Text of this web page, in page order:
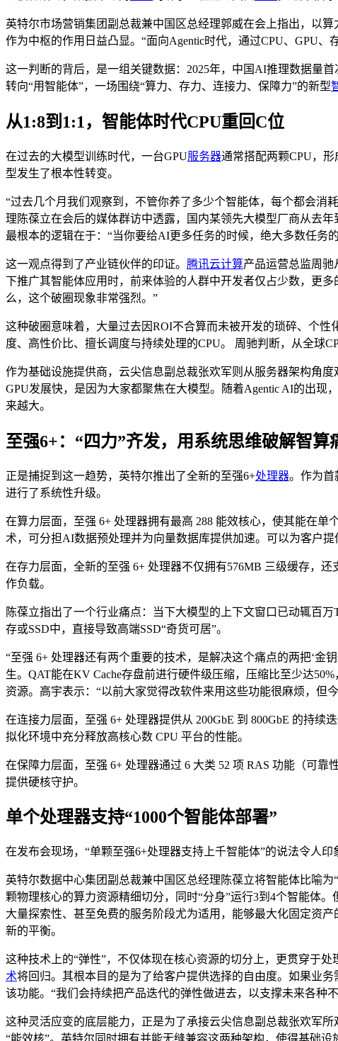
英特尔市场营销集团副总裁兼中国区总经理郭威在会上指出，以
作为中枢的作用日益凸显。“面向Agentic时代，通过CPU、GPU
这一判断的背后，是一组关键数据：2025年，中国AI推理数据量
转向“用智能体”，一场围绕“算力、存力、连接力、保障力”的新型
从1:8到1:1，智能体时代CPU重回C位
在过去的大模型训练时代，一台GPU服务器通常搭配两颗CPU，
型发生了根本性转变。
“过去几个月我们观察到，不管你养了多少个智能体，每个都会消
理陈葆立在会后的媒体群访中透露，国内某领先大模型厂商从去年
最根本的逻辑在于：“当你要给AI更多任务的时候，绝大多数任务
这一观点得到了产业链伙伴的印证。 腾讯云计算产品运营总监周
下推广其智能体应用时，前来体验的人群中开发者仅占少数，更
么，这个破圈现象非常强烈。”
这种破圈意味着，大量过去因ROI不合算而未被开发的琐碎、个
度、高性价比、擅长调度与持续处理的CPU。 周驰判断，从全球
作为基础设施提供商，云尖信息副总裁张欢军则从服务器架构角
GPU发展快，是因为大家都聚焦在大模型。随着Agentic AI的出现
来越大。
至强6+：“四力”齐发，用系统思维破解智算
正是捕捉到这一趋势，英特尔推出了全新的至强6+处理器。作为首
进行了系统性升级。
在算力层面，至强 6+ 处理器拥有最高 288 能效核心，使其能在
术，可分担AI数据预处理并为向量数据库提供加速。可以为客户
在存力层面，全新的至强 6+ 处理器不仅拥有576MB 三级缓存，还
作负载。
陈葆立指出了一个行业痛点：当下大模型的上下文窗口已动辄百
存或SSD中，直接导致高端SSD“奇货可居”。
“至强 6+ 处理器还有两个重要的技术，是解决这个痛点的两把‘
生。QAT能在KV Cache存盘前进行硬件级压缩，压缩比至少达
资源。高宇表示：“以前大家觉得改软件来用这些功能很麻烦，但
在连接力层面，至强 6+ 处理器提供从 200GbE 到 800GbE 的持续
拟化环境中充分释放高核心数 CPU 平台的性能。
在保障力层面，至强 6+ 处理器通过 6 大类 52 项 RAS 功能（可
提供硬核守护。
单个处理器支持“1000个智能体部署”
在发布会现场，“单颗至强6+处理器支持上千智能体”的说法令人
英特尔数据中心集团副总裁兼中国区总经理陈葆立将智能体比喻
颗物理核心的算力资源精细切分，同时“分身”运行3到4个智能体
大量探索性、甚至免费的服务阶段尤为适用，能够最大化固定资
新的平衡。
这种技术上的“弹性”，不仅体现在核心资源的切分上，更贯穿于
术将回归。其根本目的是为了给客户提供选择的自由度。如果业
该功能。“我们会持续把产品迭代的弹性做进去，以支撑未来各种
这种灵活应变的底层能力，正是为了承接云尖信息副总裁张欢军